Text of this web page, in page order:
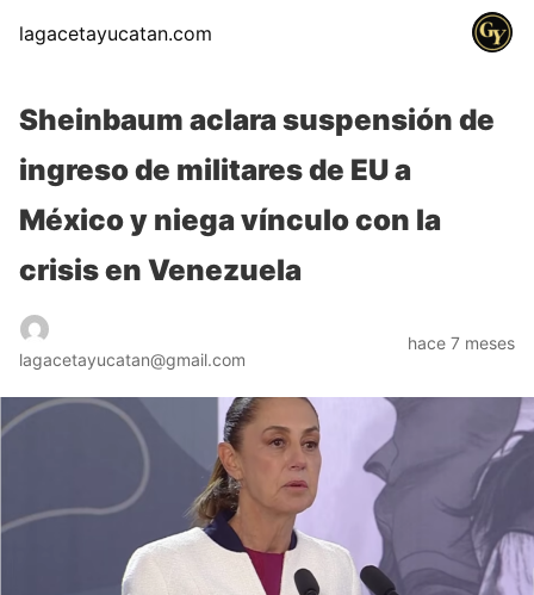
lagacetayucatan.com
Sheinbaum aclara suspensión de
ingreso de militares de EU a
México y niega vínculo con la
crisis en Venezuela
lagacetayucatan@gmail.com
hace 7 meses